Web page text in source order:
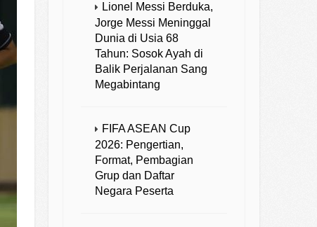
Lionel Messi Berduka,
Jorge Messi Meninggal
Dunia di Usia 68
Tahun: Sosok Ayah di
Balik Perjalanan Sang
Megabintang
FIFA ASEAN Cup
2026: Pengertian,
Format, Pembagian
Grup dan Daftar
Negara Peserta